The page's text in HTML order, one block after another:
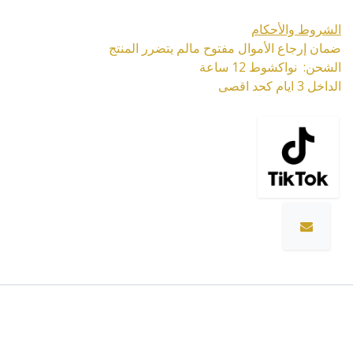
الشروط والأحكام
ضمان إرجاع الأموال مفتوح مالم يتضرر المنتج
الشحن: نواكشوط 12 ساعة
الداخل 3 ايام كحد اقصى